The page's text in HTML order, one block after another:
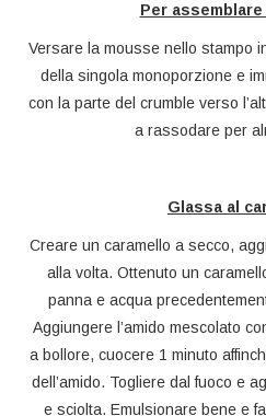
Per
Versare la mousse nello stampo
della singola monoporzione e
con la parte del crumble verso
a rassodare per
Glassa al
Creare un caramello a secco,
alla volta. Ottenuto un
panna e acqua
Aggiungere l’amido mescolato
a bollore, cuocere 1 minuto
dell’amido. Togliere dal fuoco e
e sciolta. Emulsionare bene e